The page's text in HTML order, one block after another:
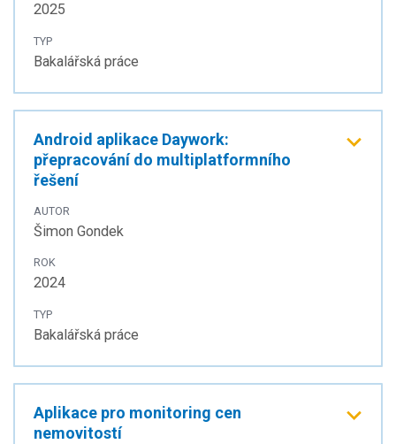
2025
TYP
Bakalářská práce
Android aplikace Daywork:
přepracování do multiplatformního
řešení
AUTOR
Šimon Gondek
ROK
2024
TYP
Bakalářská práce
Aplikace pro monitoring cen
nemovitostí